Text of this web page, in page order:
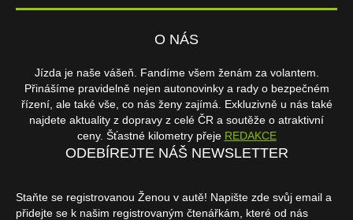
O NÁS
Jízda je naše vášeň. Fandíme všem ženám za volantem.
Přinášíme pravidelně nejen autonovinky a rady o bezpečném
řízení, ale také vše, co nás ženy zajímá. Exkluzivně u nás také
najdete aktuality z dopravy z celé ČR a soutěže o atraktivní
ceny. Šťastné kilometry přeje REDAKCE
ODEBÍREJTE NÁŠ NEWSLETTER
Staňte se registrovanou Ženou v autě! Napište zde svůj email a
přidejte se k našim registrovaným čtenářkám, které od nás